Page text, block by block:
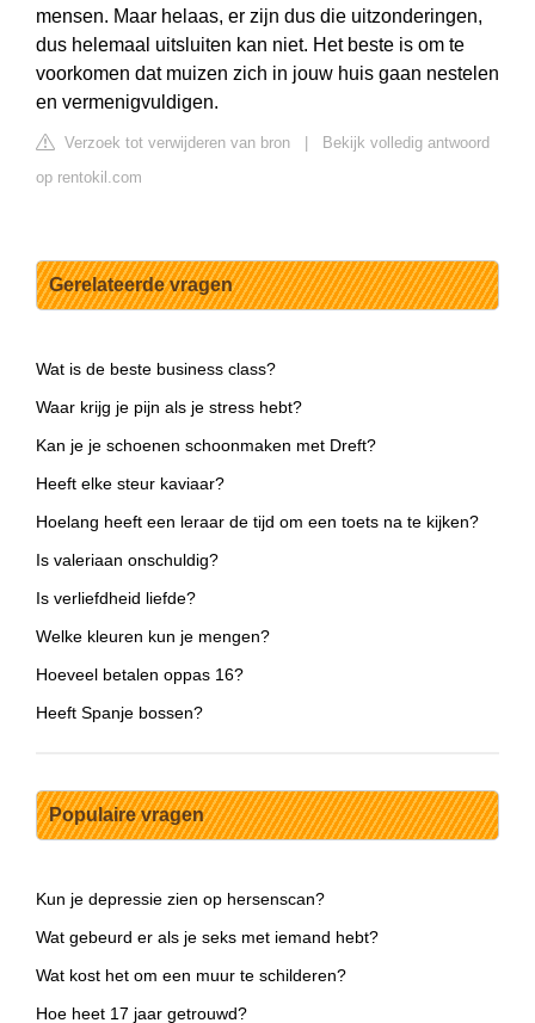
mensen. Maar helaas, er zijn dus die uitzonderingen,
dus helemaal uitsluiten kan niet. Het beste is om te
voorkomen dat muizen zich in jouw huis gaan nestelen
en vermenigvuldigen.
Verzoek tot verwijderen van bron
Bekijk volledig antwoord
op rentokil.com
Gerelateerde vragen
Wat is de beste business class?
Waar krijg je pijn als je stress hebt?
Kan je je schoenen schoonmaken met Dreft?
Heeft elke steur kaviaar?
Hoelang heeft een leraar de tijd om een toets na te kijken?
Is valeriaan onschuldig?
Is verliefdheid liefde?
Welke kleuren kun je mengen?
Hoeveel betalen oppas 16?
Heeft Spanje bossen?
Populaire vragen
Kun je depressie zien op hersenscan?
Wat gebeurd er als je seks met iemand hebt?
Wat kost het om een muur te schilderen?
Hoe heet 17 jaar getrouwd?